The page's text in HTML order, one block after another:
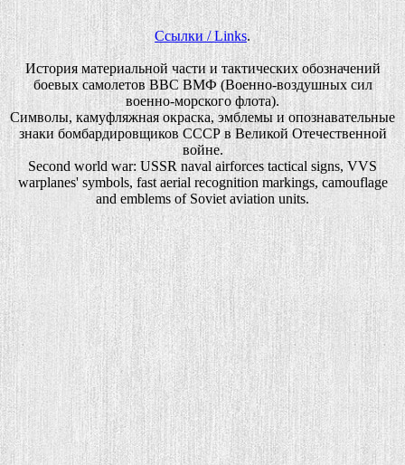
Ссылки / Links.
История материальной части и тактических обозначений
боевых самолетов ВВС ВМФ (Военно-воздушных сил
военно-морского флота).
Символы, камуфляжная окраска, эмблемы и опознавательные
знаки бомбардировщиков СССР в Великой Отечественной
войне.
Second world war: USSR naval airforces tactical signs, VVS
warplanes' symbols, fast aerial recognition markings, camouflage
and emblems of Soviet aviation units.